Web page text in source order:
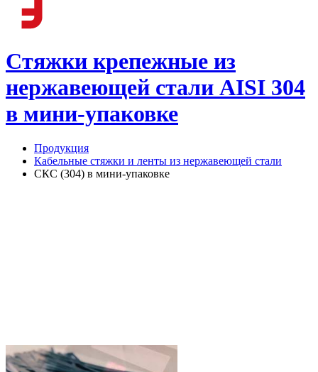
Стяжки крепежные из
нержавеющей стали AISI 304
в мини-упаковке
Продукция
Кабельные стяжки и ленты из нержавеющей стали
СКС (304) в мини-упаковке